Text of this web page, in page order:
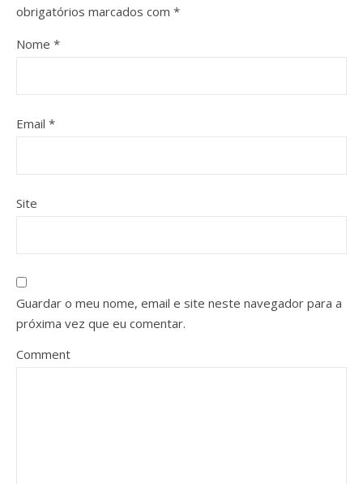
obrigatórios marcados com *
Nome *
Email *
Site
Guardar o meu nome, email e site neste navegador para a
próxima vez que eu comentar.
Comment